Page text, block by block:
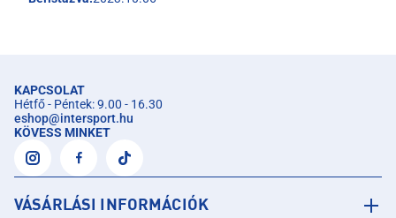
KAPCSOLAT
Hétfő - Péntek: 9.00 - 16.30
eshop@intersport.hu
KÖVESS MINKET
VÁSÁRLÁSI INFORMÁCIÓK